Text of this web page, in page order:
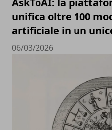
unifica oltre 100
artificiale in un
06/03/2026